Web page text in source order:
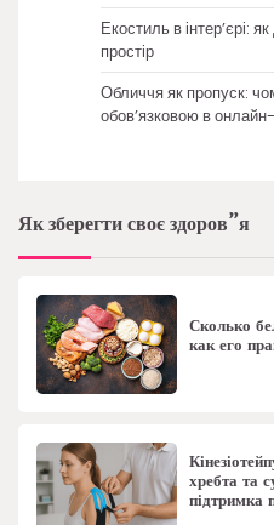
Екостиль в інтер’єрі:
простір
Обличчя як пропуск:
обов’язковою в
Як зберегти своє здоров”я
Сколько
как его
хребта та
підтримка